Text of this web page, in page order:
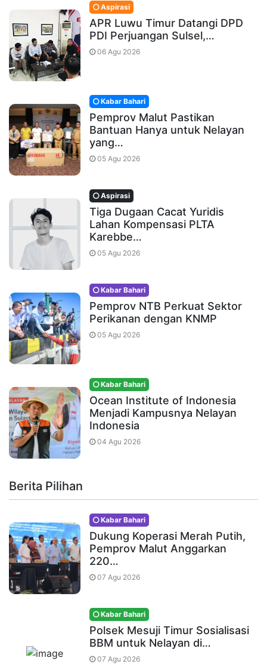
Aspirasi
APR Luwu Timur Datangi DPD
PDI Perjuangan Sulsel,…
06 Agu 2026
Kabar Bahari
Pemprov Malut Pastikan
Bantuan Hanya untuk Nelayan
yang…
05 Agu 2026
Aspirasi
Tiga Dugaan Cacat Yuridis
Lahan Kompensasi PLTA
Karebbe…
05 Agu 2026
Kabar Bahari
Pemprov NTB Perkuat Sektor
Perikanan dengan KNMP
05 Agu 2026
Kabar Bahari
Ocean Institute of Indonesia
Menjadi Kampusnya Nelayan
Indonesia
04 Agu 2026
Berita Pilihan
Kabar Bahari
Dukung Koperasi Merah Putih,
Pemprov Malut Anggarkan
220…
07 Agu 2026
Kabar Bahari
Polsek Mesuji Timur Sosialisasi
BBM untuk Nelayan di…
07 Agu 2026